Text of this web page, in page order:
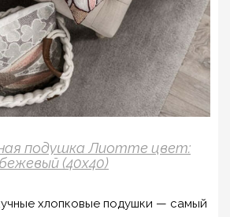
подушка Лиотте цвет:
бежевый (40х40)
хлопковые подушки — самый